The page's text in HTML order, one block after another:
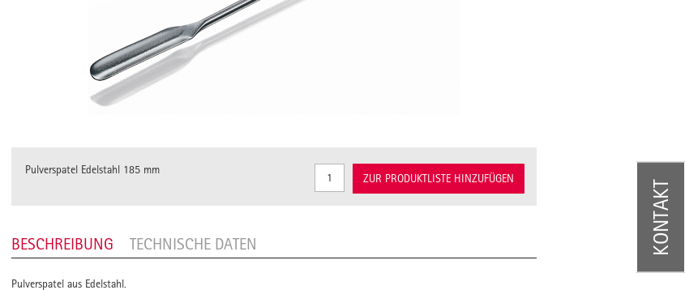
Pulverspatel Edelstahl 185 mm
ZUR PRODUKTLISTE HINZUFÜGEN
BESCHREIBUNG TECHNISCHE DATEN
Pulverspatel aus Edelstahl.
KONTAKT